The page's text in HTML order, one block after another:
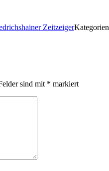
ZeitzeigerKategorien
sind mit * markiert